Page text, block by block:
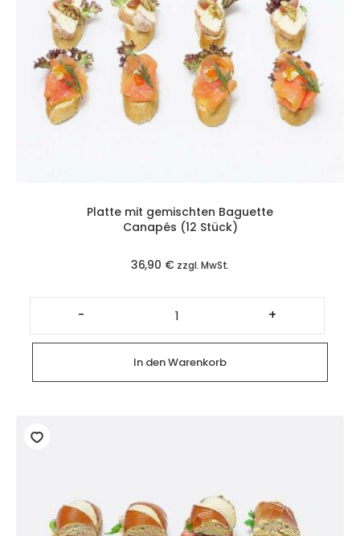
Platte mit gemischten Baguette
Canapés (12 Stück)
36,90 € zzgl. MwSt.
-
Platte
mit
gemischten
Baguette
Canapés
(12
Stück)
Menge
+
In den Warenkorb